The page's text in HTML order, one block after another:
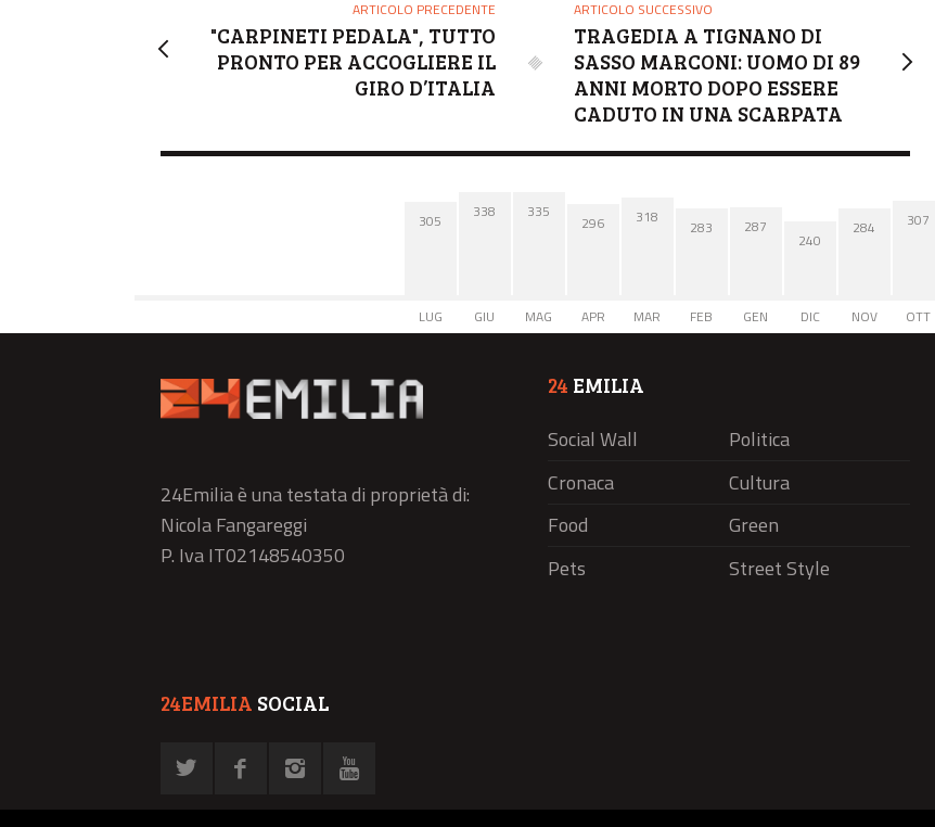
ARTICOLO PRECEDENTE
"CARPINETI PEDALA", TUTTO
PRONTO PER ACCOGLIERE IL
GIRO D’ITALIA
ARTICOLO SUCCESSIVO
TRAGEDIA A TIGNANO DI
SASSO MARCONI: UOMO DI 89
ANNI MORTO DOPO ESSERE
CADUTO IN UNA SCARPATA
305
LUG
338
GIU
335
MAG
296
APR
318
MAR
283
FEB
287
GEN
240
DIC
284
NOV
307
OTT
24Emilia è una testata di proprietà di:
Nicola Fangareggi
P. Iva IT02148540350
24 EMILIA
Social Wall
Politica
Cronaca
Cultura
Food
Green
Pets
Street Style
24EMILIA SOCIAL